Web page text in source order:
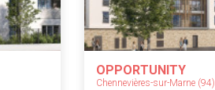
OPPORTUNITY
Chennevières-sur-Marne (94)